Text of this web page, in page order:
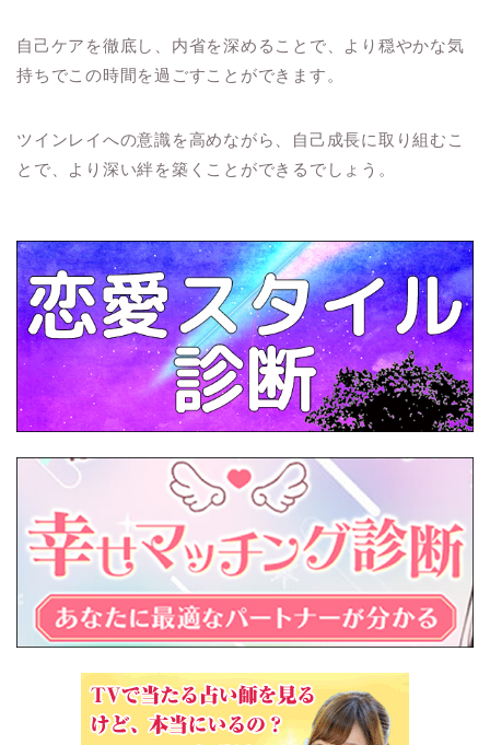
自己ケアを徹底し、内省を深めることで、より穏やかな気
持ちでこの時間を過ごすことができます。
ツインレイへの意識を高めながら、自己成長に取り組むこ
とで、より深い絆を築くことができるでしょう。